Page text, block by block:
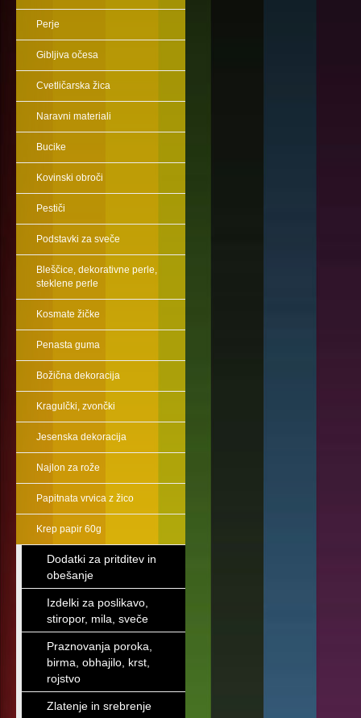
Perje
Gibljiva očesa
Cvetličarska žica
Naravni materiali
Bucike
Kovinski obroči
Pestiči
Podstavki za sveče
Bleščice, dekorativne perle,
steklene perle
Kosmate žičke
Penasta guma
Božična dekoracija
Kragulčki, zvončki
Jesenska dekoracija
Najlon za rože
Papitnata vrvica z žico
Krep papir 60g
Dodatki za pritditev in
obešanje
Izdelki za poslikavo,
stiropor, mila, sveče
Praznovanja poroka,
birma, obhajilo, krst,
rojstvo
Zlatenje in srebrenje